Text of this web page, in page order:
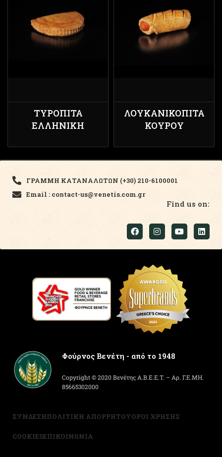
ΤΥΡΌΠΙΤΑ
ΕΛΛΗΝΙΚΉ
ΛΟΥΚΑΝΙΚΌΠΙΤΑ
ΚΟΥΡΟΎ
ΓΡΑΜΜΗ ΚΑΤΑΝΑΛΩΤΩΝ (+30) 210-6100001
Email : contact-us@venetis.com.gr
Find us on:
Φούρνος Βενέτη - από το 1948
Copyright © 2020 Βενέτης Α.Β.Ε.Ε.Τ. – Αρ. Γ.Ε.ΜΗ.
85665302000
ΣΥΝΔΕΣΗΠΟΛΙΤΙΚΗ ΑΠΟΡΡΗΤΟΥΟΡΟΙ ΧΡΗΣΗΣ
COOKIESΕΠΙΚΟΙΝΩΝΙΑ